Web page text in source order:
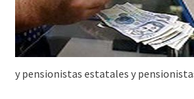
y pensionistas estatales y